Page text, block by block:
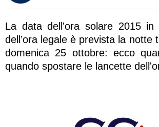
La data dell'ora solare 2015 in
dell’ora legale è prevista la notte
domenica 25 ottobre: ecco
quando spostare le lancette